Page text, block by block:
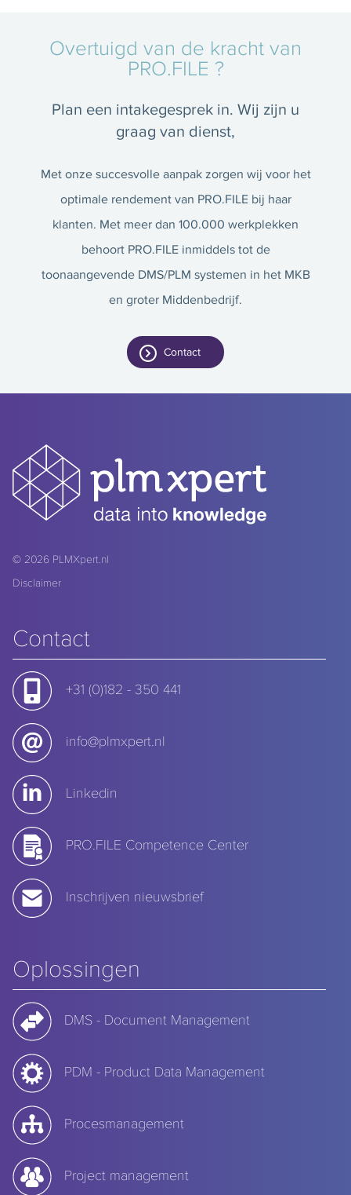
Overtuigd van de kracht van
PRO.FILE ?
Plan een intakegesprek in. Wij zijn u
graag van dienst,
Met onze succesvolle aanpak zorgen wij voor het
optimale rendement van PRO.FILE bij haar
klanten. Met meer dan 100.000 werkplekken
behoort PRO.FILE inmiddels tot de
toonaangevende DMS/PLM systemen in het MKB
en groter Middenbedrijf.
Contact
© 2026 PLMXpert.nl
Disclaimer
Contact
+31 (0)182 - 350 441
info@plmxpert.nl
Linkedin
PRO.FILE Competence Center
Inschrijven nieuwsbrief
Oplossingen
DMS - Document Management
PDM - Product Data Management
Procesmanagement
Project management